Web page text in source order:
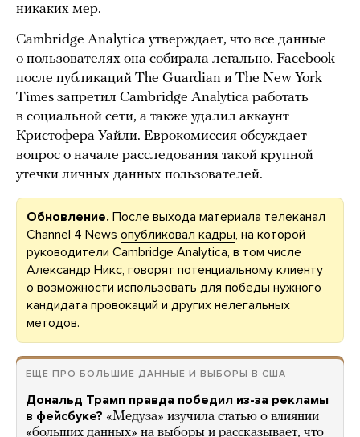
никаких мер.
Cambridge Analytica утверждает, что все данные
о пользователях она собирала легально. Facebook
после публикаций The Guardian и The New York
Times запретил Cambridge Analytica работать
в социальной сети, а также удалил аккаунт
Кристофера Уайли. Еврокомиссия обсуждает
вопрос о начале расследования такой крупной
утечки личных данных пользователей.
Обновление. После выхода материала телеканал
Channel 4 News опубликовал кадры, на которой
руководители Cambridge Analytica, в том числе
Александр Никс, говорят потенциальному клиенту
о возможности использовать для победы нужного
кандидата провокаций и других нелегальных
методов.
ЕЩЕ ПРО БОЛЬШИЕ ДАННЫЕ И ВЫБОРЫ В США
Дональд Трамп правда победил из-за рекламы
в фейсбуке? «Медуза» изучила статью о влиянии
«больших данных» на выборы и рассказывает, что